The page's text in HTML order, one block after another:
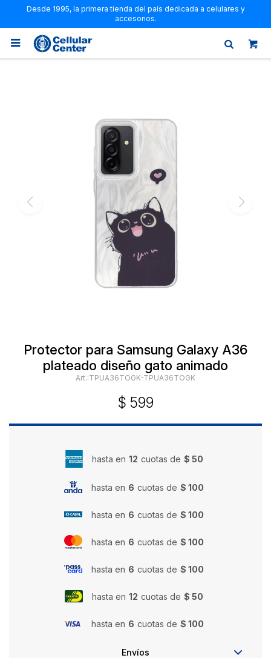
Desde 1995, la primera tienda del país dedicada a celulares y
accesorios.

Protector para Samsung Galaxy A36
plateado diseño gato animado
TPUA36TOGK-TPUA36TOGK
$ 599
hasta en 12 cuotas de $ 50
hasta en 6 cuotas de $ 100
hasta en 6 cuotas de $ 100
hasta en 6 cuotas de $ 100
hasta en 6 cuotas de $ 100
hasta en 12 cuotas de $ 50
hasta en 6 cuotas de $ 100
Envíos